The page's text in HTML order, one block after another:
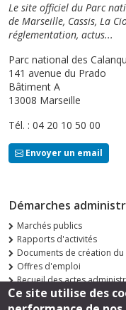
Le site officiel du Parc
de Marseille, Cassis, La
réglementation, actus...
Parc national des
141 avenue du Prado
Bâtiment A
13008 Marseille
Tél. : 04 20 10 50 00
Envoyer un email
Démarches
Marchés publics
Rapports d'activités
Documents de création
Offres d'emploi
Recueil des actes
Consultations publiques
Ce site utilise des